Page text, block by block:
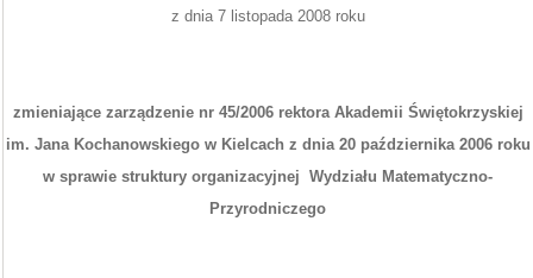
z dnia 7 listopada 2008 roku
zmieniające zarządzenie nr 45/2006 rektora Akademii Świętokrzyskiej
im. Jana Kochanowskiego w Kielcach z dnia 20 października 2006 roku
w sprawie struktury organizacyjnej Wydziału Matematyczno-
Przyrodniczego